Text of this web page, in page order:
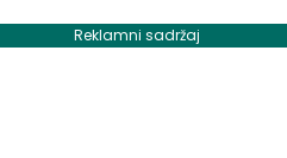
Reklamni sadržaj